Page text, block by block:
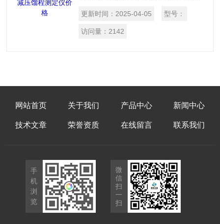
制造的。是一款用于测定高粘度石油产品
馏程的仪器。适用于测定蜡油和润滑油等
更新时间： 2025-04-05 型号：
访问量： 2142
网站首页 关于我们 产品中心 新闻中心
技术文章 荣誉资质 在线留言 联系我们
手
机
浏
览
微
信
扫
一
扫